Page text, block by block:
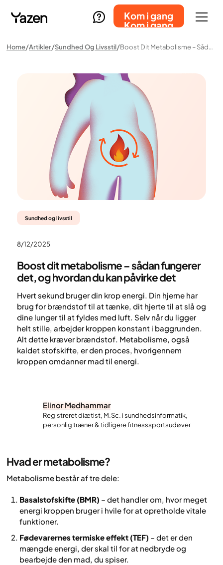
Kom i gang
Kom i gang
Home Artikler Sundhed Og Livsstil Boost Dit Metabolisme – Sådan Fungerer Det, Og Hvordan Du Kan Påvirke Det
Sundhed og livsstil
8/12/2025
Boost dit metabolisme – sådan fungerer
det, og hvordan du kan påvirke det
Hvert sekund bruger din krop energi. Din hjerne har
brug for brændstof til at tænke, dit hjerte til at slå og
dine lunger til at fyldes med luft. Selv når du ligger
helt stille, arbejder kroppen konstant i baggrunden.
Alt dette kræver brændstof. Metabolisme, også
kaldet stofskifte, er den proces, hvorigennem
kroppen omdanner mad til energi.
Elinor Medhammar
Registreret diætist, M.Sc. i sundhedsinformatik,
personlig træner & tidligere fitnesssportsudøver
Hvad er metabolisme?
Metabolisme består af tre dele:
Basalstofskifte (BMR) – det handler om, hvor meget
energi kroppen bruger i hvile for at opretholde vitale
funktioner.
Fødevarernes termiske effekt (TEF) – det er den
mængde energi, der skal til for at nedbryde og
bearbejde den mad, du spiser.